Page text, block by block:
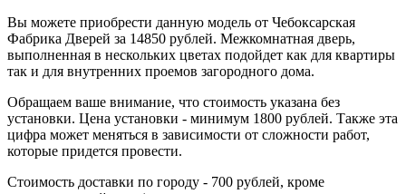
Вы можете приобрести данную модель от Чебоксарская
Фабрика Дверей за 14850 рублей. Межкомнатная дверь,
выполненная в нескольких цветах подойдет как для квартиры
так и для внутренних проемов загородного дома.
Обращаем ваше внимание, что стоимость указана без
установки. Цена установки - минимум 1800 рублей. Также эта
цифра может меняться в зависимости от сложности работ,
которые придется провести.
Стоимость доставки по городу - 700 рублей, кроме